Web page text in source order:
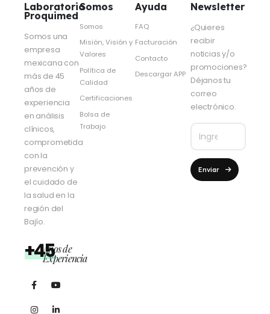
Laboratorio
Proquimed
Somos una
empresa
mexicana con
más de 45
años de
experiencia
en análisis
clínicos,
comprometida
con la
prevención y
el cuidado de
la salud en la
región del
Bajío.
+45Años de
Experiencia
Somos
Somos
Misión, Visión y
Valores
Política de
Calidad
Certificaciones
Bolsa de
Trabajo
Ayuda
FAQ
Facturación
Contacto
Descargar APP
Newsletter
¿Quieres
recibir
noticias y/o
promociones?
Déjanos tu
correo
electrónico.
Enviar